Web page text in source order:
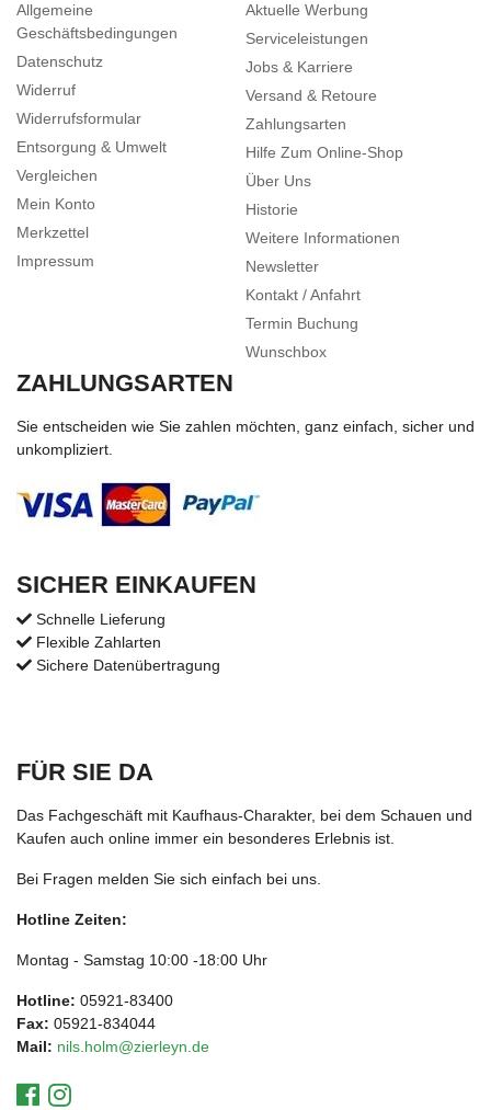
Allgemeine
Geschäftsbedingungen
Datenschutz
Widerruf
Widerrufsformular
Entsorgung & Umwelt
Vergleichen
Mein Konto
Merkzettel
Impressum
Aktuelle Werbung
Serviceleistungen
Jobs & Karriere
Versand & Retoure
Zahlungsarten
Hilfe Zum Online-Shop
Über Uns
Historie
Weitere Informationen
Newsletter
Kontakt / Anfahrt
Termin Buchung
Wunschbox
ZAHLUNGSARTEN
Sie entscheiden wie Sie zahlen möchten, ganz einfach, sicher und
unkompliziert.
SICHER EINKAUFEN
Schnelle Lieferung
Flexible Zahlarten
Sichere Datenübertragung
FÜR SIE DA
Das Fachgeschäft mit Kaufhaus-Charakter, bei dem Schauen und
Kaufen auch online immer ein besonderes Erlebnis ist.
Bei Fragen melden Sie sich einfach bei uns.
Hotline Zeiten:
Montag - Samstag 10:00 -18:00 Uhr
Hotline: 05921-83400
Fax: 05921-834044
Mail: nils.holm@zierleyn.de